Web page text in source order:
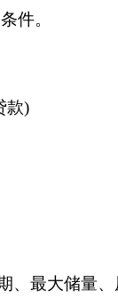
件。
款)
、最大储量